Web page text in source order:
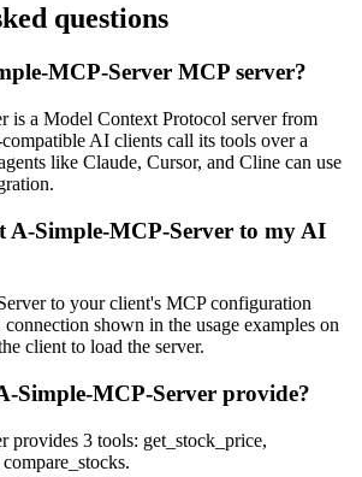
questions
MCP-Server MCP server?
is a Model Context Protocol server from
AI clients call its tools over a
like Claude, Cursor, and Cline can use
A-Simple-MCP-Server to my AI
to your client's MCP configuration
shown in the usage examples on
client to load the server.
Simple-MCP-Server provide?
provides 3 tools: get_stock_price,